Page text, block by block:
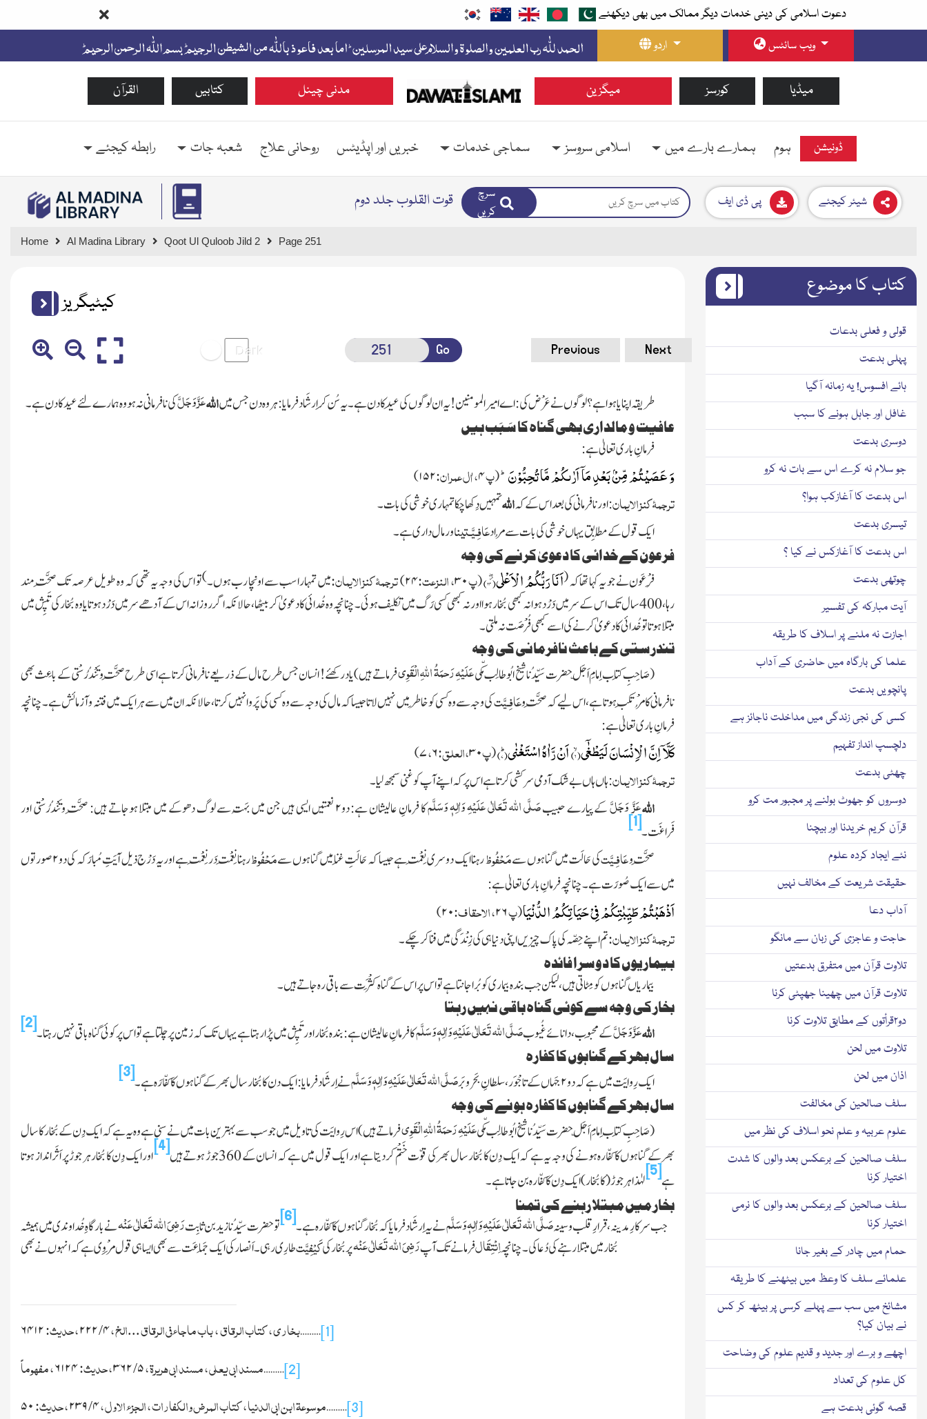
دعوت اسلامی کی دینی خدمات دیگر ممالک میں بھی دیکھئے
اردو
ویب سائٹس
القرآن کتابیں مدنی چینل میگزین کورسز میڈیا
ہوم ہمارے بارے میں اسلامی سروسز سماجی خدمات خبریں اور اپڈیٹس روحانی علاج شعبہ جات رابطہ کیجئے ڈونیشن
قوت القلوب جلد دوم
سرچ
کریں
پی ڈی ایف شیئر کیجئے
Home Al Madina Library Qoot Ul Quloob Jild 2 Page 251
کیٹیگریز
Go Previous Next
طریقہ اپنایاہواہے؟لوگوں نے عَرْض کی:اے امیر المومنین !یہ ان لوگوں کی عِید کا دن ہے۔ یہ سُن کر اِرشَاد فرمایا:ہروہ دن جس میںاللہعَزَّ وَجَلَّکی نافرمانی نہ ہو وہ ہمارے لئے عید کا دن ہے۔
عافیت و مالداری بھی گناہ کا سَبَب ہیں
فرمانِ باری تعالیٰ ہے:
وَ عَصَیْتُمْ مِّنْۢ بَعْدِ مَاۤ اَرٰىكُمْ مَّا تُحِبُّوْنَؕ-(پ۴، اٰل عمران:۱۵۲)
ترجمۂ کنز الایمان:اور نافرمانی کی بعد اس کے کہاللہتمہیں دِکھا چکا تمہاری خوشی کی بات۔
ایک قول کے مُطابِق یہاں خوشی کی بات سے مُرادعَافِـیَّـتیںاور مال داری ہے۔
فرعون کےخدائی کا دعویٰ کرنے کی وجہ
فِرْعَون نے جو یہ کہا تھا کہ(اَنَا رَبُّكُمُ الْاَعْلٰى٘ۖ(۲۴) (پ۳۰، النزعت:۲۴) ترجمۂ کنز الایمان:میں تمہارا سب سے اونچا رب ہوں۔)تو اس کی وجہ یہ تھی کہ وہ طویل عرصہ تک صِحَّت مند
رہا،400 سال تک اس کے سر میں دَرْد ہوا نہ کبھی بُخار ہوا اور نہ کبھی کسی رَگ میں تکلیف ہوئی۔چنانچہ وہ خُدائی کا دعویٰ کر بیٹھا، حالانکہ اگر روزانہ اس کے آدھے سر میں دَرْد ہوتا یا وہ بُخار کی تَپِش میں
مبتلا ہوتا تو خُدائی کا دعویٰ کرنے کی اسے کبھی فُرْصَت نہ ملتی۔
تندرستی کے باعث نافرمانی کی وجہ
(صَاحِبِ کِتاب اِمامِ اَجَلّ حضرت سَیِّدُنا شیخ ابُو طالِب مکّیعَلَیْہِ رَحمَۃُاللہِالْقَوِیفرماتے ہیں)یاد رکھئے! انسان جس طرح مال کے ذریعے نافرمانی کرتا ہے اسی طرح صِحَّت و تَنْدُرُسْتی کے باعِث بھی
نافرمانی کا مُرْتکِب ہوتا ہے، اس لیے کہ صِحَّت وعَافِـیَّتکی وجہ سے وہ کسی کو خاطِر میں نہیں لاتا جیسا کہ مال کی وجہ سے وہ کسی کی پَروا نہیں کرتا، حالانکہ ان میں سے ہر ایک میں فتنہ و آزمائش ہے۔ چنانچہ
فرمانِ باری تعالیٰ ہے:
كَلَّاۤ اِنَّ الْاِنْسَانَ لَیَطْغٰۤىۙ(۶) اَنْ رَّاٰهُ اسْتَغْنٰىؕ(۷) (پ۳۰،العلق:۶،۷)
ترجمۂ کنز الایمان:ہاں ہاں بےشک آدمی سرکشی کرتا ہے اس پر کہ اپنے آپ کو غنی سمجھ لیا۔
اللہعَزَّ وَجَلَّکے پیارے حبیبصَلَّیاللہتَعَالٰی عَلَیْہِ وَاٰلِہٖ وَسَلَّمکا فرمانِ عالیشان ہے: دو۲نعمتیں ایسی ہیں جن میں بَہُت سے لوگ دھوکے میں مبتلا ہوجاتے ہیں: صِحَّت و تَنْدُرُسْتی اور
فَراغَت۔[1]
صِحَّت وعَافِـیَّتکی حَالَت میں گناہوں سےمَحْفُوظرہنا ایک دوسری نِعْمَت ہے جیسا کہ حَالَتِ غِنا میں گناہوں سےمَحْفُوظرہنا نِعْمَت دَر نِعْمَت ہے اور یہ دَرْج ذیل آیَتِ مُبارَکہ کی دو۲صورتوں
میں سے ایک صُورَت ہے۔ چنانچہ فرمانِ باری تعالیٰ ہے:
اَذْهَبْتُمْ طَیِّبٰتِكُمْ فِیْ حَیَاتِكُمُ الدُّنْیَا(پ۲۶، الاحقاف:۲۰)
ترجمۂ کنز الایمان:تم اپنے حِصّہ کی پاک چیزیں اپنی دنیا ہی کی زِنْدَگی میں فنا کر چکے۔
بیماریوں کا دوسرا فائدہ
بیماریاں گناہوں کو مِٹاتی ہیں، لیکن جب بندہ بیماری کو بُرا جانتا ہے تو اس پر اس کے گناہ کَثْرَت سے باقی رہ جاتے ہیں۔
بخار کی وجہ سے کوئی گناہ باقی نہیں رہتا
اللہعَزَّ وَجَلَّکے مَحبوب، دانائے غُیوبصَلَّیاللہتَعَالٰی عَلَیْہِ وَاٰلِہٖ وَسَلَّمکا فرمانِ عالیشان ہے:بندہ بُخار اور تَپِش میں پڑا رہتا ہے یہاں تک کہ زمین پر چلتا ہے تو اس پر کوئی گناہ باقی نہیں رہتا۔[2]
سال بھر کے گناہوں کا کفارہ
ایک رِوایَت میں ہے کہ دو۲جَہاں کے تاجْوَر، سلطانِ بَحرو بَرصَلَّیاللہتَعَالٰی عَلَیْہِ وَاٰلِہٖ وَسَلَّمنے اِرشَاد فرمایا: ایک دن کا بُخار سال بھر کے گناہوں کا کفّارَہ ہے۔[3]
سال بھر کے گناہوں کا کفارہ ہونے کی وجہ
(صَاحِبِ کِتاب اِمامِ اَجَلّ حضرت سَیِّدُنا شیخ ابُو طالِب مکّیعَلَیْہِ رَحمَۃُاللہِالْقَوِیفرماتے ہیں)اس رِوایَت کی تاویل میں جو سب سے بہترین بات میں نے سنی ہے وہ یہ ہے کہ ایک دِن کے بُخار کا سال
بھر کے گناہوں کا کفّارہ ہونے کی وجہ یہ ہے کہ ایک دِن کا بُخار سال بھر کی قوّت خَتْم کر دیتا ہے اور ایک قول میں ہےکہ انسان کے 360 جوڑ ہوتے ہیں
[4]اور ایک دِن کا بُخار ہر جوڑ پر اَثَر انداز ہوتا
ہے[5]لہٰذا ہر جوڑ(کا بُخار)ایک دِن کا کفّارہ بن جاتاہے۔
بخار میں مبتلا رہنے کی تمنا
جب سرکارِ مدینہ، قرارِ قلب وسینہصَلَّیاللہتَعَالٰی عَلَیْہِ وَاٰلِہٖ وَسَلَّمنے یہ اِرشَادفرمایا کہ بُخار گناہوں کا کفّارہ ہے۔[6]تو حضرت سیِّدُنا زید بن ثابِترَضِیَاللہتَعَالٰی عَنْہنے بارگاہِ خُداوندی میں ہمیشہ
بُخار میں مبتلا رہنے کی دُعا کی۔ چنانچہاِنْتِقَالفرمانے تک آپرَضِیَاللہتَعَالٰی عَنْہپر بُخار کیکَیْفِیَّتطارِی رہی۔اَنصار کی ایک جَمَاعَت سے بھی ایسا ہی قول مَرْوِی ہے کہ انہوں نے بھی
[1]
………بخاری ، کتاب الرقاق ، باب ماجاء فی الرقاق ...الخ ،۴/۲۲۲، حدیث:۶۴۱۲
[2]
………مسند ابی يعلى ، مسند ابی هريرة ،۵/۳۶۲، حدیث:۶۱۲۴، مفھوماً
[3]
………موسوعة ابن ابی الدنیا ، کتاب المرض والکفارات ، الجزء الاول ،۴/۲۳۹، حدیث:۵۰
کتاب کا موضوع
قولی و فعلی بدعات
پہلی بدعت
ہائے افسوس! یہ زمانہ آگیا
غافل اور جاہل ہونے کا سبب
دوسری بدعت
جو سلام نہ کرے اس سے بات نہ کرو
اس بدعت کا آغازکب ہوا؟
تیسری بدعت
اس بدعت کا آغازکس نے کیا ؟
چوتھی بدعت
آیت مبارکہ کی تفسیر
اجازت نہ ملنے پر اسلاف کا طریقہ
علما کی بارگاہ میں حاضری کے آداب
پانچویں بدعت
کسی کی نجی زندگی میں مداخلت ناجائز ہے
دلچسپ انداز تفہیم
چھٹی بدعت
دوسروں کو جھوٹ بولنے پر مجبور مت کرو
قرآن کریم خریدنا اور بیچنا
نئے ایجاد کردہ علوم
حقیقت شریعت کے مخالف نہیں
آداب دعا
حاجت و عاجزی کی زبان سے مانگو
تلاوت قرآن میں متفرق بدعتیں
تلاوت قرآن میں چھینا جھپٹی کرنا
دو۲قرأتوں کے مطابق تلاوت کرنا
تلاوت میں لحن
اذان میں لحن
سلف صالحین کی مخالفت
علوم عربیہ و علم نحو اسلاف کی نظر میں
سلف صالحین کے برعکس بعد والوں کا شدت
اختیار کرنا
سلف صالحین کے برعکس بعد والوں کا نرمی
اختیار کرنا
حمام میں چادر کے بغیر جانا
علمائے سلف کا وعظ میں بیٹھنے کا طریقہ
مشائخ میں سب سے پہلے کرسی پر بیٹھ کر کس
نے بیان کیا؟
اچھے و برے اور جدید و قدیم علوم کی وضاحت
کل علوم کی تعداد
قصہ گوئی بدعت ہے